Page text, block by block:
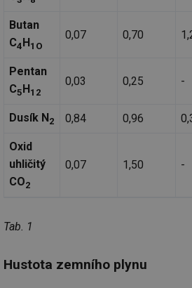
Butan
C4 H 1O
0,07 0,70
Pentan
C5 H 12
0,03 0,25 -
Dusík N 2 0,84 0,96
Oxid
uhličitý
CO2
0,07 1,50 -
Tab. 1
Hustota zemního plynu